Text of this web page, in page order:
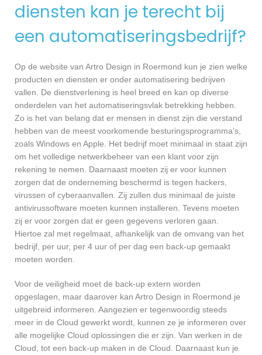
diensten kan je terecht bij
een automatiseringsbedrijf?
Op de website van Artro Design in Roermond kun je zien welke
producten en diensten er onder automatisering bedrijven
vallen. De dienstverlening is heel breed en kan op diverse
onderdelen van het automatiseringsvlak betrekking hebben.
Zo is het van belang dat er mensen in dienst zijn die verstand
hebben van de meest voorkomende besturingsprogramma’s,
zoals Windows en Apple. Het bedrijf moet minimaal in staat zijn
om het volledige netwerkbeheer van een klant voor zijn
rekening te nemen. Daarnaast moeten zij er voor kunnen
zorgen dat de onderneming beschermd is tegen hackers,
virussen of cyberaanvallen. Zij zullen dus minimaal de juiste
antivirussoftware moeten kunnen installeren. Tevens moeten
zij er voor zorgen dat er geen gegevens verloren gaan.
Hiertoe zal met regelmaat, afhankelijk van de omvang van het
bedrijf, per uur, per 4 uur of per dag een back-up gemaakt
moeten worden.
Voor de veiligheid moet de back-up extern worden
opgeslagen, maar daarover kan Artro Design in Roermond je
uitgebreid informeren. Aangezien er tegenwoordig steeds
meer in de Cloud gewerkt wordt, kunnen ze je informeren over
alle mogelijke Cloud oplossingen die er zijn. Van werken in de
Cloud, tot een back-up maken in de Cloud. Daarnaast kun je